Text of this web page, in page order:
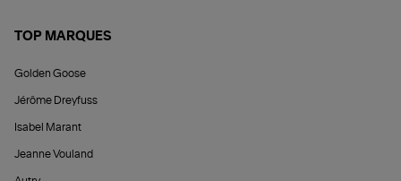
TOP MARQUES
Golden Goose
Jérôme Dreyfuss
Isabel Marant
Jeanne Vouland